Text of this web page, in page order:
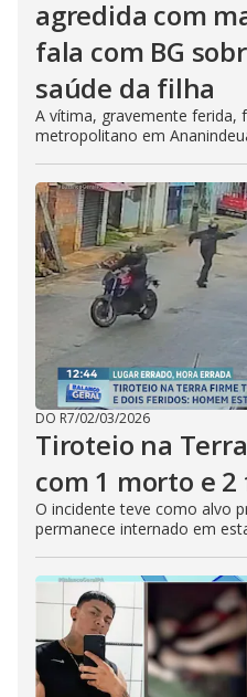
agredida com
fala com BG
saúde da filha
A vítima, gravemente ferida,
metropolitano em
DO R7/02/03/2026
Tiroteio na
com 1 morto e
O incidente teve como alvo
permanece internado em